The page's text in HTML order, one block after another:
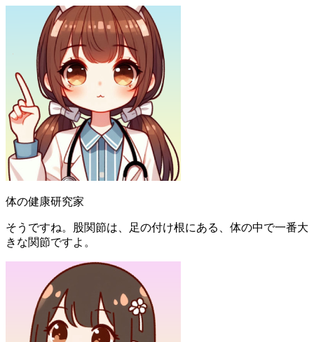
体の健康研究家
そうですね。股関節は、足の付け根にある、体の中で一番大
きな関節ですよ。